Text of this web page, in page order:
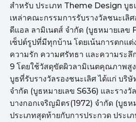
สำหรับ ประเภท Theme Design บู
เหล่าคณะกรรมการรับรางวัลชนะเลิ
ดีแอล ลามิเนตส์ จำกัด (บูธหมายเล
เซ็ปต์รูปที่มีทุกบ้าน โดยเน้นการตกแต่
ความรัก ความศรัทธา และความระลึ
9 โดยใช้วัสดุขัดผิวลามิเนตคุณภาพสู
บูธที่รับรางวัลรองชนะเลิศ ได้แก่ บริ
จำกัด (บูธหมายเลข S636) และรางวั
บางกอกเจริญมิตร(1972) จำกัด (บูธห
ประเภทสุดท้ายกับการประกวด ประเ